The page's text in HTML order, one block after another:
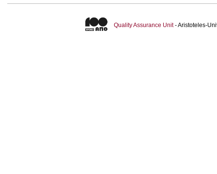
Quality Assurance Unit- Aristoteles-